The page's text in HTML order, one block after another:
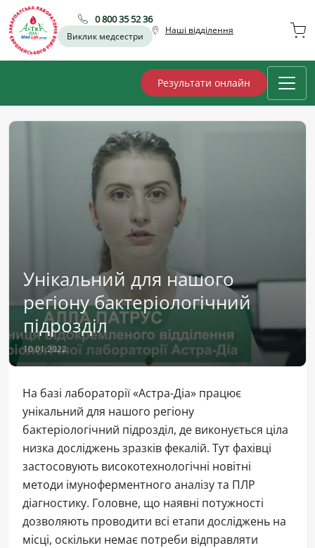
0 800 35 52 36
Виклик медсестри
Наші відділення
Результати онлайн
Унікальний для нашого
регіону бактеріологічний
підрозділ
10.01.2022
На базі лабораторії «Астра-Діа» працює
унікальний для нашого регіону
бактеріологічний підрозділ, де виконується ціла
низка досліджень зразків фекалій. Тут фахівці
застосовують високотехнологічні новітні
методи імуноферментного аналізу та ПЛР
діагностику. Головне, що наявні потужності
дозволяють проводити всі етапи досліджень на
місці, оскільки немає потреби відправляти